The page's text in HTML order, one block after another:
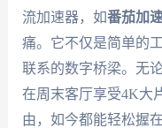
流加速器，如番茄加
痛。它不仅是简单的
联系的数字桥梁。无
在周末客厅享受4K大
由，如今都能轻松握